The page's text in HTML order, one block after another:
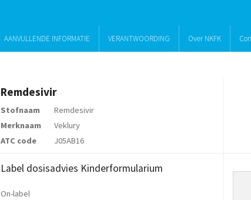
AANVULLENDE INFORMATIE VERANTWOORDING Over NKFK
Remdesivir
Stofnaam
Remdesivir
Merknaam
Veklury
ATC code
J05AB16
Label dosisadvies Kinderformularium
On-label